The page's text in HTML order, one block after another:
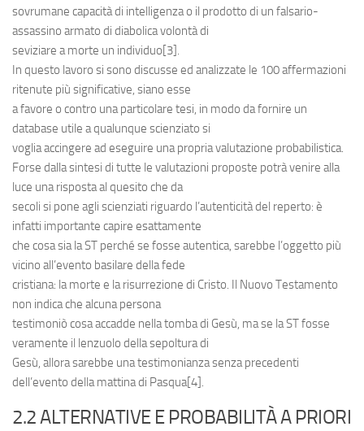
sovrumane capacità di intelligenza o il prodotto di un falsario-
assassino armato di diabolica volontà di
seviziare a morte un individuo[3].
In questo lavoro si sono discusse ed analizzate le 100 affermazioni
ritenute più significative, siano esse
a favore o contro una particolare tesi, in modo da fornire un
database utile a qualunque scienziato si
voglia accingere ad eseguire una propria valutazione probabilistica.
Forse dalla sintesi di tutte le valutazioni proposte potrà venire alla
luce una risposta al quesito che da
secoli si pone agli scienziati riguardo l’autenticità del reperto: è
infatti importante capire esattamente
che cosa sia la ST perché se fosse autentica, sarebbe l’oggetto più
vicino all’evento basilare della fede
cristiana: la morte e la risurrezione di Cristo. Il Nuovo Testamento
non indica che alcuna persona
testimoniò cosa accadde nella tomba di Gesù, ma se la ST fosse
veramente il lenzuolo della sepoltura di
Gesù, allora sarebbe una testimonianza senza precedenti
dell’evento della mattina di Pasqua[4].
2.2 ALTERNATIVE E PROBABILITÀ A PRIORI